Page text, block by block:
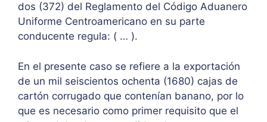
dos (372) del Reglamento del Código Aduanero
Uniforme Centroamericano en su parte
conducente regula: ( … ).
En el presente caso se refiere a la exportación
de un mil seiscientos ochenta (1680) cajas de
cartón corrugado que contenían banano, por lo
que es necesario como primer requisito que el